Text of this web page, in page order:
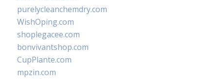
purelycleanchemdry.com
WishOping.com
shoplegacee.com
bonvivantshop.com
CupPlante.com
mpzin.com